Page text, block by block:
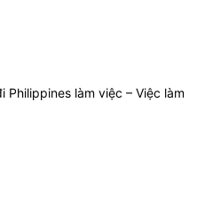
Philippines làm việc – Việc làm